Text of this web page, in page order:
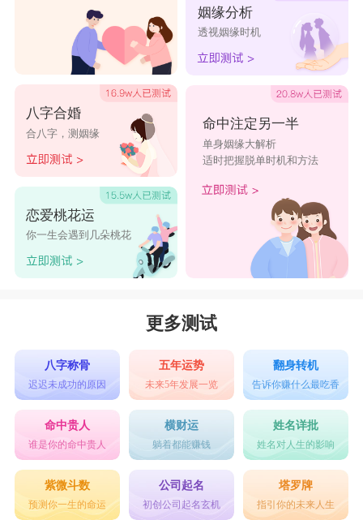
八字合婚
合八字，测姻缘
恋爱桃花运
你一生会遇到几朵桃花
姻缘分析
透视姻缘时机
命中注定另一半
单身姻缘大解析
适时把握脱单时机和方法
更多测试
八字称骨
迟迟未成功的原因
五年运势
未来5年发展一览
翻身转机
告诉你赚什么最吃香
命中贵人
谁是你的命中贵人
横财运
躺着都能赚钱
姓名详批
姓名对人生的影响
紫微斗数
预测你一生的命运
公司起名
初创公司起名玄机
塔罗牌
指引你的未来人生